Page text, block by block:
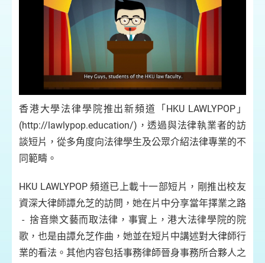
香港大學法律學院推出新頻道「HKU LAWLYPOP」
(http://lawlypop.education/)，透過與法律執業者的訪
談短片，從多角度向法律學生及公眾介紹法律專業的不
同範疇。
HKU LAWLYPOP 頻道已上載十一部短片，剛推出校友
資深大律師譚允芝的訪問，她在片中分享當年擇業之路
- 捨音樂文藝而取法律，事實上，港大法律學院的院
歌，也是由譚允芝作曲，她並在短片中講述對大律師行
業的看法。其他内容包括事務律師晉身事務所合夥人之